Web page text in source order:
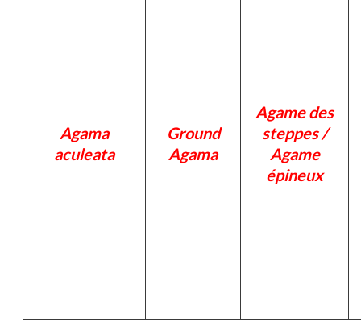
Agama
aculeata
Ground
Agama
Agame des
steppes /
Agame
épineux